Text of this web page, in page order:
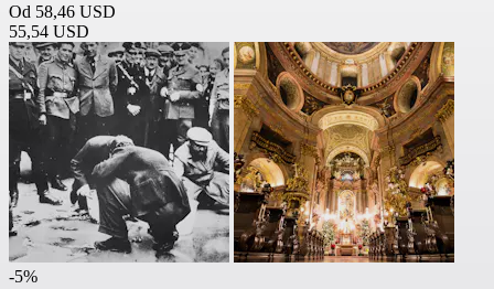
Od 58,46 USD
55,54 USD
-5%